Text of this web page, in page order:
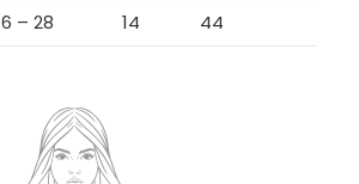
– 28 14 44